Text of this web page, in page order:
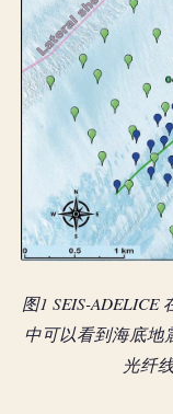
图1 SEIS-ADELICE
中可以看到海底地
光纤